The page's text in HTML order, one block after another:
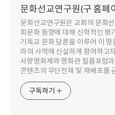
문화선교연구원(구 홈페
문화선교연구원은 교회의 문화
회문화 동향에 대해 신학적인 평
기독교 문화 담론을 이루어 이 땅
라의 사역에 신실하게 참여하고
사랑영화제와 영화관 필름포럼
콘텐츠의 무단전재 및 재배포를
구독하기